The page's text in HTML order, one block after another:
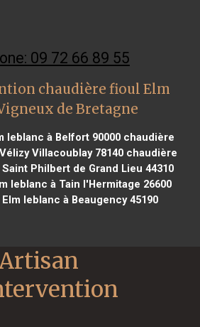
09 72 66 89 55
chaudière fioul Elm
de Bretagne
leblanc à Belfort 90000 chaudière
Villacoublay 78140chaudière
Philbert de Grand Lieu 44310
leblanc à Tain l'Hermitage 26600
leblanc à Beaugency 45190